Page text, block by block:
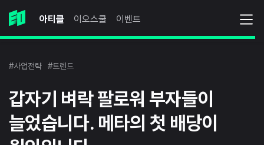
아티클 이오스쿨 이벤트
#사업전략 #트렌드
갑자기 벼락 팔로워 부자들이
늘었습니다. 메타의 첫 배당이